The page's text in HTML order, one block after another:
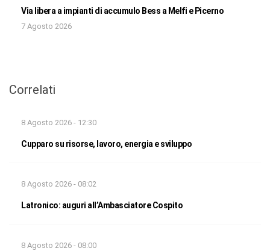
Via libera a impianti di accumulo Bess a Melfi e Picerno
7 Agosto 2026
Correlati
8 Agosto 2026 - 12:30
Cupparo su risorse, lavoro, energia e sviluppo
8 Agosto 2026 - 08:02
Latronico: auguri all’Ambasciatore Cospito
8 Agosto 2026 - 08:00